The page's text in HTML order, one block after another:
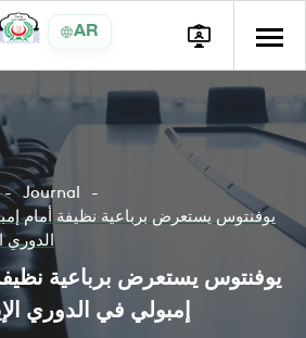
AR
Journal
يوفنتوس يستعرض برباعية نظيفة أمام
الدوري
يوفنتوس يستعرض برباعية
إمبولي في الدوري